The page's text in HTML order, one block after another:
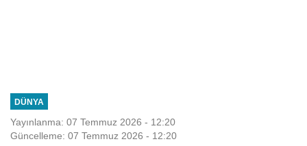
DÜNYA
Yayınlanma: 07 Temmuz 2026 - 12:20
Güncelleme: 07 Temmuz 2026 - 12:20